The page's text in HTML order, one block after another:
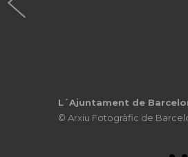
L´Ajuntament de
© Arxiu Fotogràfic de